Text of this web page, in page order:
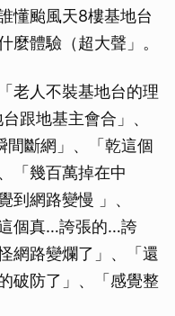
懂颱風天8樓基地台
麼體驗（超大聲」。
老人不裝基地台的理
跟地基主會合」、
間斷網」、「乾這個
「幾百萬掉在中
到網路變慢 」、
個真…誇張的…誇
網路變爛了」、「還
破防了」、「感覺整